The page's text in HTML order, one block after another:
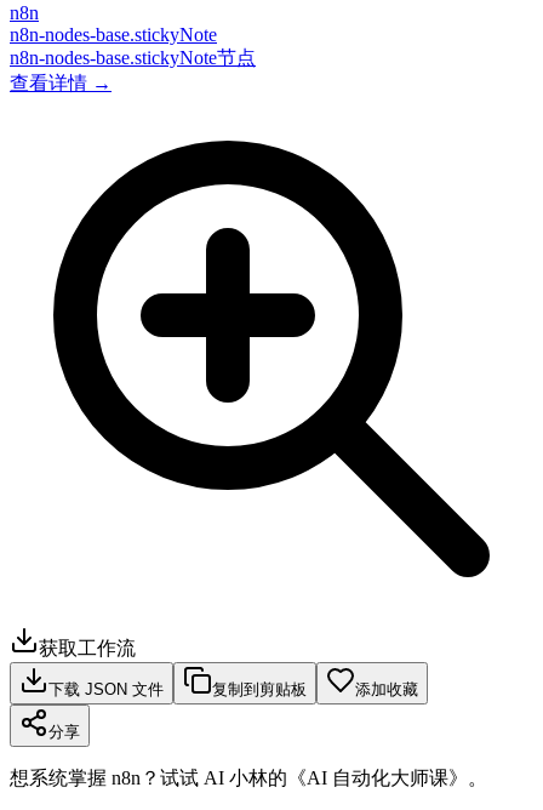
n8n
n8n-nodes-base.stickyNote
n8n-nodes-base.stickyNote节点
查看详情 →
获取工作流
下载 JSON 文件 复制到剪贴板 添加收藏
分享
想系统掌握 n8n？试试 AI 小林的《AI 自动化大师课》。